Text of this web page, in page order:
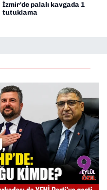
İzmir'de palalı kavgada 1
tutuklama